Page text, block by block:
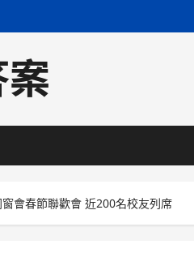
會春節聯歡會 近200名校友列席